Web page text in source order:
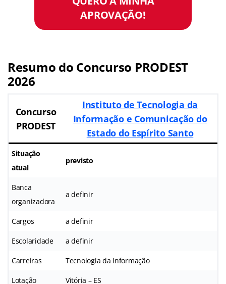
APROVAÇÃO!
Resumo do Concurso PRODEST
2026
Concurso
PRODEST
Instituto de Tecnologia da
Informação e Comunicação do
Estado do Espírito Santo
Situação
atual
previsto
Banca
organizadora
a definir
Cargos a definir
Escolaridade a definir
Carreiras Tecnologia da Informação
Lotação Vitória – ES